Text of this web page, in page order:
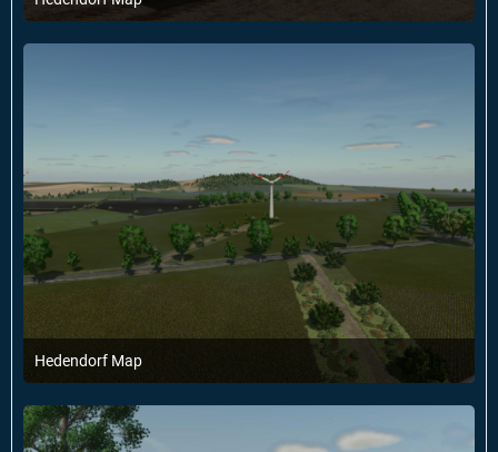
6. Februar 2025 um 18:21
3
Hedendorf Map
6. Februar 2025 um 18:21
2